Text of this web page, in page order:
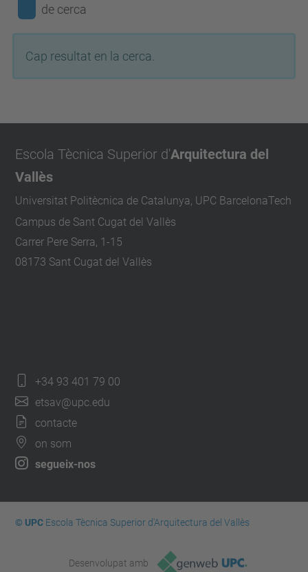
de cerca
Cap resultat en la cerca.
Escola Tècnica Superior d'Arquitectura del
Vallès
Universitat Politècnica de Catalunya, UPC BarcelonaTech
Campus de Sant Cugat del Vallès
Carrer Pere Serra, 1-15
08173 Sant Cugat del Vallès
+34 93 401 79 00
etsav@upc.edu
contacte
on som
segueix-nos
© UPCEscola Tècnica Superior d'Arquitectura del Vallès
Desenvolupat amb